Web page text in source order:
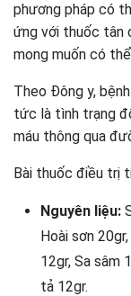
phương pháp có
ứng với thuốc tân
mong muốn có
Theo Đông y,
tức là tình trạng
máu thông qua
Bài thuốc điều trị
Nguyên liệu:
Hoài sơn
12gr, Sa sâm
tả 12gr.